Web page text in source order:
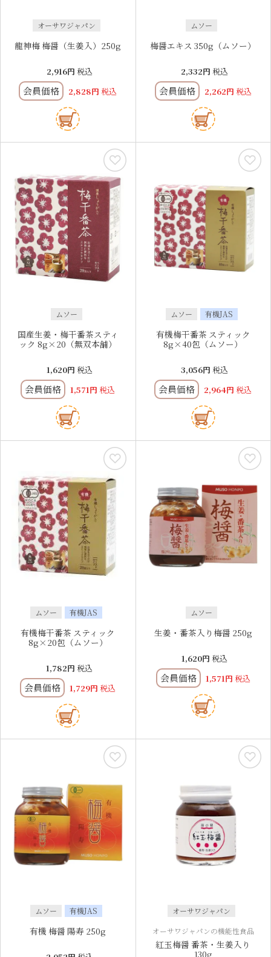
オーサワジャパン
龍神梅 梅醤（生姜入）250g
2,916 税込
会員価格 2,828 税込
ムソー
梅醤エキス 350g（ムソー）
2,332 税込
会員価格 2,262 税込
ムソー
国産生姜・梅干番茶スティ
ック 8g×20（無双本舗）
1,620 税込
会員価格 1,571 税込
ムソー 有機JAS
有機梅干番茶 スティック
8g×40包（ムソー）
3,056 税込
会員価格 2,964 税込
ムソー 有機JAS
有機梅干番茶 スティック
8g×20包（ムソー）
1,782 税込
会員価格 1,729 税込
ムソー
生姜・番茶入り梅醤 250g
1,620 税込
会員価格 1,571 税込
ムソー 有機JAS
有機 梅醤 陽寿 250g
オーサワジャパン
オーサワジャパンの機能性食品
紅玉梅醤 番茶・生姜入り
130g